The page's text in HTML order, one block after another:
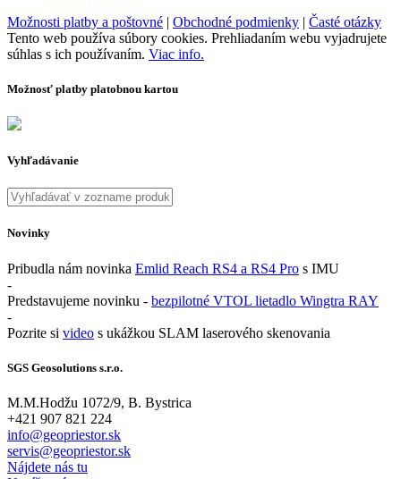
Možnosti platby a poštovné | Obchodné podmienky | Časté otázky
Tento web používa súbory cookies. Prehliadaním webu vyjadrujete
súhlas s ich používaním. Viac info.
Možnosť platby platobnou kartou
Vyhľadávanie
Novinky
Pribudla nám novinka Emlid Reach RS4 a RS4 Pro s IMU
-
Predstavujeme novinku - bezpilotné VTOL lietadlo Wingtra RAY
-
Pozrite si video s ukážkou SLAM laserového skenovania
SGS Geosolutions s.r.o.
M.M.Hodžu 1072/9, B. Bystrica
+421 907 821 224
info@geopriestor.sk
servis@geopriestor.sk
Nájdete nás tu